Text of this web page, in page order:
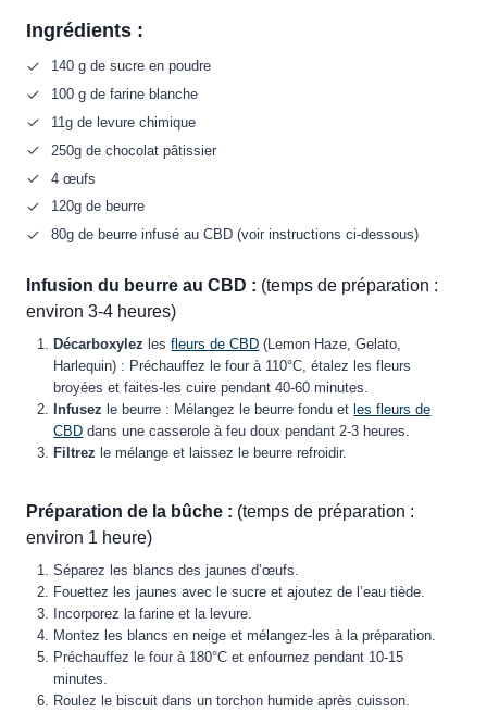
Ingrédients :
140 g de sucre en poudre
100 g de farine blanche
11g de levure chimique
250g de chocolat pâtissier
4 œufs
120g de beurre
80g de beurre infusé au CBD (voir instructions ci-dessous)
Infusion du beurre au CBD : (temps de préparation :
environ 3-4 heures)
Décarboxylez lesfleurs de CBD (Lemon Haze, Gelato,
Harlequin) : Préchauffez le four à 110°C, étalez les fleurs
broyées et faites-les cuire pendant 40-60 minutes.
Infusez le beurre : Mélangez le beurre fondu etles fleurs de
CBD dans une casserole à feu doux pendant 2-3 heures.
Filtrez le mélange et laissez le beurre refroidir.
Préparation de la bûche : (temps de préparation :
environ 1 heure)
Séparez les blancs des jaunes d’œufs.
Fouettez les jaunes avec le sucre et ajoutez de l’eau tiède.
Incorporez la farine et la levure.
Montez les blancs en neige et mélangez-les à la préparation.
Préchauffez le four à 180°C et enfournez pendant 10-15
minutes.
Roulez le biscuit dans un torchon humide après cuisson.